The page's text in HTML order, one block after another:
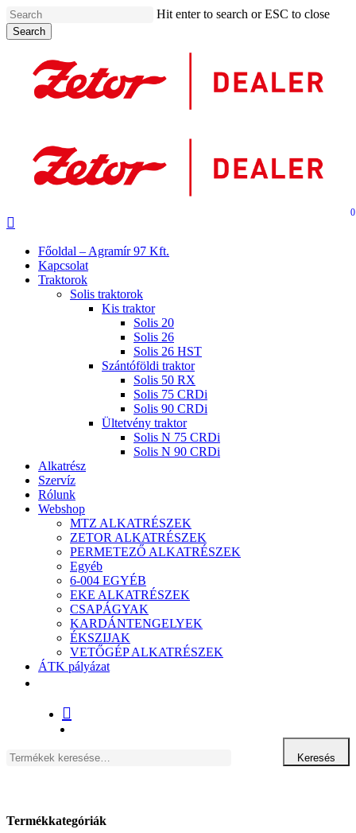
Skip
to
main
Hit enter to search or ESC to close
Search
0
Főoldal – Agramír 97 Kft.
Kapcsolat
Traktorok
Solis traktorok
Kis traktor
Solis 20
Solis 26
Solis 26 HST
Szántóföldi traktor
Solis 50 RX
Solis 75 CRDi
Solis 90 CRDi
Ültetvény traktor
Solis N 75 CRDi
Solis N 90 CRDi
Alkatrész
Szervíz
Rólunk
Webshop
MTZ ALKATRÉSZEK
ZETOR ALKATRÉSZEK
PERMETEZŐ ALKATRÉSZEK
Egyéb
6-004 EGYÉB
EKE ALKATRÉSZEK
CSAPÁGYAK
KARDÁNTENGELYEK
ÉKSZIJAK
VETŐGÉP ALKATRÉSZEK
ÁTK pályázat
Keresés
Keresés
Termékkategóriák